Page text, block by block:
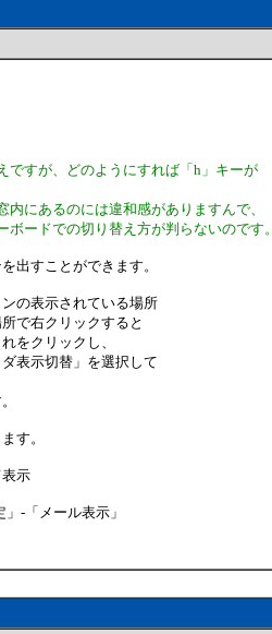
ですが、どのようにすれば「h」キーが
にあるのには違和感がありますんで、
ードでの切り替え方が判らないのです。
出すことができます。
の表示されている場所
で右クリックすると
をクリックし、
表示切替」を選択して
す。
示
-「メール表示」